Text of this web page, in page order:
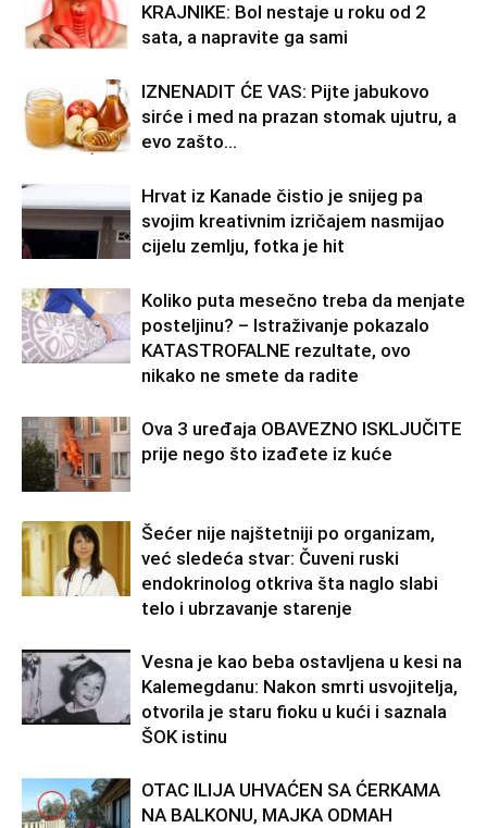
KRAJNIKE: Bol nestaje u roku od 2
sata, a napravite ga sami
IZNENADIT ĆE VAS: Pijte jabukovo
sirće i med na prazan stomak ujutru, a
evo zašto…
Hrvat iz Kanade čistio je snijeg pa
svojim kreativnim izričajem nasmijao
cijelu zemlju, fotka je hit
Koliko puta mesečno treba da menjate
posteljinu? – Istraživanje pokazalo
KATASTROFALNE rezultate, ovo
nikako ne smete da radite
Ova 3 uređaja OBAVEZNO ISKLJUČITE
prije nego što izađete iz kuće
Šećer nije najštetniji po organizam,
već sledeća stvar: Čuveni ruski
endokrinolog otkriva šta naglo slabi
telo i ubrzavanje starenje
Vesna je kao beba ostavljena u kesi na
Kalemegdanu: Nakon smrti usvojitelja,
otvorila je staru fioku u kući i saznala
ŠOK istinu
OTAC ILIJA UHVAĆEN SA ĆERKAMA
NA BALKONU, MAJKA ODMAH